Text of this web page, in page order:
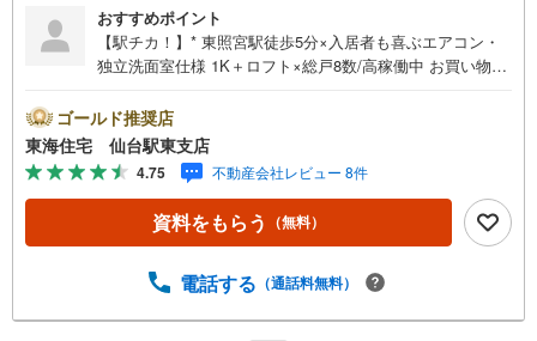
おすすめポイント
【駅チカ！】* 東照宮駅徒歩5分×入居者も喜ぶエアコン・
独立洗面室仕様 1K＋ロフト×総戸8数/高稼働中 お買い物環
5.9万円（※共益費・太陽光発電含む） 未掲載物件のご提
案・ご案内も可能です アピールポイント ■入居者嬉しい
「オートロック」「独立洗面所」「浴室乾燥機」「敷地内
ゴミ置き場」■太陽光発電収入あり（2025年実績:約277、3
50円 売電価格20年固定・10.2Kw）■JR仙山線「仙台駅」
までわずか1駅＋約4分というアクセスの良さ ■2015年築！
発電含む）■※賃貸借契約及びLPガス契約の引き継ぎ要 周
駅東店:徒歩2分・セブンイレブン高松1丁目店:徒歩7分・ヨ
ゴールド推奨店
東海住宅 仙台駅東支店
4.75 不動産会社レビュー 8件
資料をもらう （無料）
電話する （通話料無料）